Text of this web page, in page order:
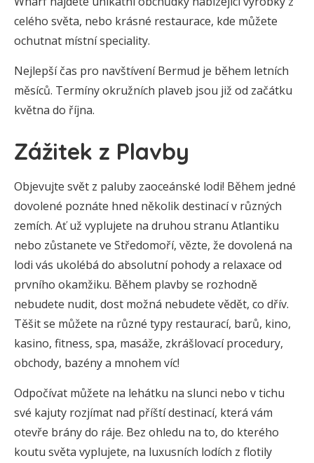
celého světa, nebo krásné restaurace, kde můžete
ochutnat místní speciality.
Nejlepší čas pro navštívení Bermud je během letních
měsíců. Termíny okružních plaveb jsou již od začátku
května do října.
Zážitek z Plavby
Objevujte svět z paluby zaoceánské lodi! Během jedné
dovolené poznáte hned několik destinací v různých
zemích. Ať už vyplujete na druhou stranu Atlantiku
nebo zůstanete ve Středomoří, vězte, že dovolená na
lodi vás ukolébá do absolutní pohody a relaxace od
prvního okamžiku. Během plavby se rozhodně
nebudete nudit, dost možná nebudete vědět, co dřív.
Těšit se můžete na různé typy restaurací, barů, kino,
kasino, fitness, spa, masáže, zkrášlovací procedury,
obchody, bazény a mnohem víc!
Odpočívat můžete na lehátku na slunci nebo v tichu
své kajuty rozjímat nad příští destinací, která vám
otevře brány do ráje. Bez ohledu na to, do kterého
koutu světa vyplujete, na luxusních lodích z flotily